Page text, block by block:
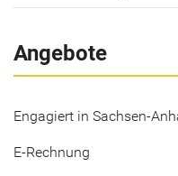
Angebote
Engagiert in Sachsen-
E-Rechnung